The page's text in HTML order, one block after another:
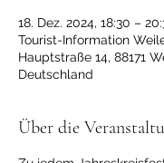
18. Dez. 2024, 18:30 –
Tourist-Information
Hauptstraße 14, 88171
Deutschland
Über die